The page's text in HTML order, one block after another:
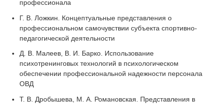
профессионала
Г. В. Ложкин. Концептуальные представления о
профессиональном самочувствии субъекта спортивно-
педагогической деятельности
Д. В. Малеев, В. И. Барко. Использование
психотренинговых технологий в психологическом
обеспечении профессиональной надежности персонала
ОВД
Т. В. Дробышева, М. А. Романовская. Представления в